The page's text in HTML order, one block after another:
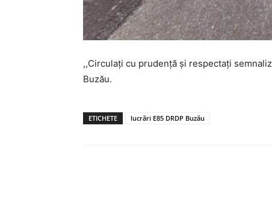
,,Circulați cu prudență și respectați
Buzău.
ETICHETE lucrări E85 DRDP Buzău